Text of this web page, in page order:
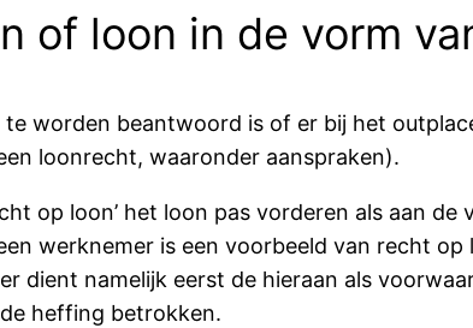
of loon in de vorm
worden beantwoord is of er bij het
loonrecht, waaronder aanspraken).
op loon’ het loon pas vorderen als aan
werknemer is een voorbeeld van recht
dient namelijk eerst de hieraan als
heffing betrokken.